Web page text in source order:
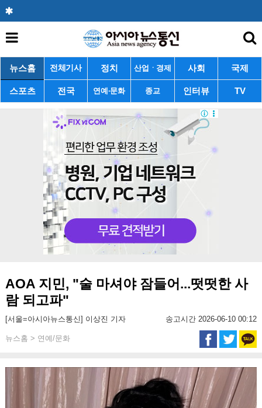
뉴스홈 전체기사 정치 산업ㆍ경제 사회 국제
스포츠 전국 연예·문화 종교 인터뷰 TV
AOA 지민, "술 마셔야 잠들어...떳떳한 사
람 되고파"
[서울=아시아뉴스통신] 이상진 기자 송고시간 2026-06-10 00:12
뉴스홈 > 연예/문화